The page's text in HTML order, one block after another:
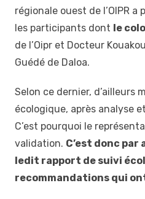
régionale ouest de l’OIPR
les participants dont le
de l’Oipr et Docteur
Guédé de Daloa.
Selon ce dernier, d’ailleurs
écologique, après analyse
C’est pourquoi le
validation. C’est donc
ledit rapport de suivi
recommandations qui